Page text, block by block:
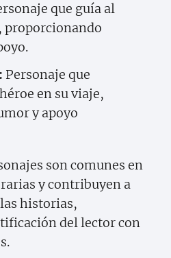
que guía al
proporcionando
Personaje que
en su viaje,
y apoyo
son comunes en
y contribuyen a
historias,
del lector con